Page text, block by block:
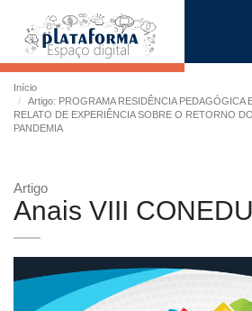
Início
Artigo: PROGRAMA RESIDÊNCIA PEDAGÓGICA
RELATO DE EXPERIÊNCIA SOBRE O RETORNO
PANDEMIA
Artigo
Anais VIII CONEDU